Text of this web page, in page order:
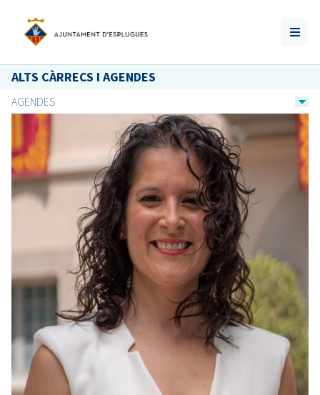
ALTS CÀRRECS I AGENDES
AGENDES